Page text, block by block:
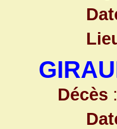
Décès :